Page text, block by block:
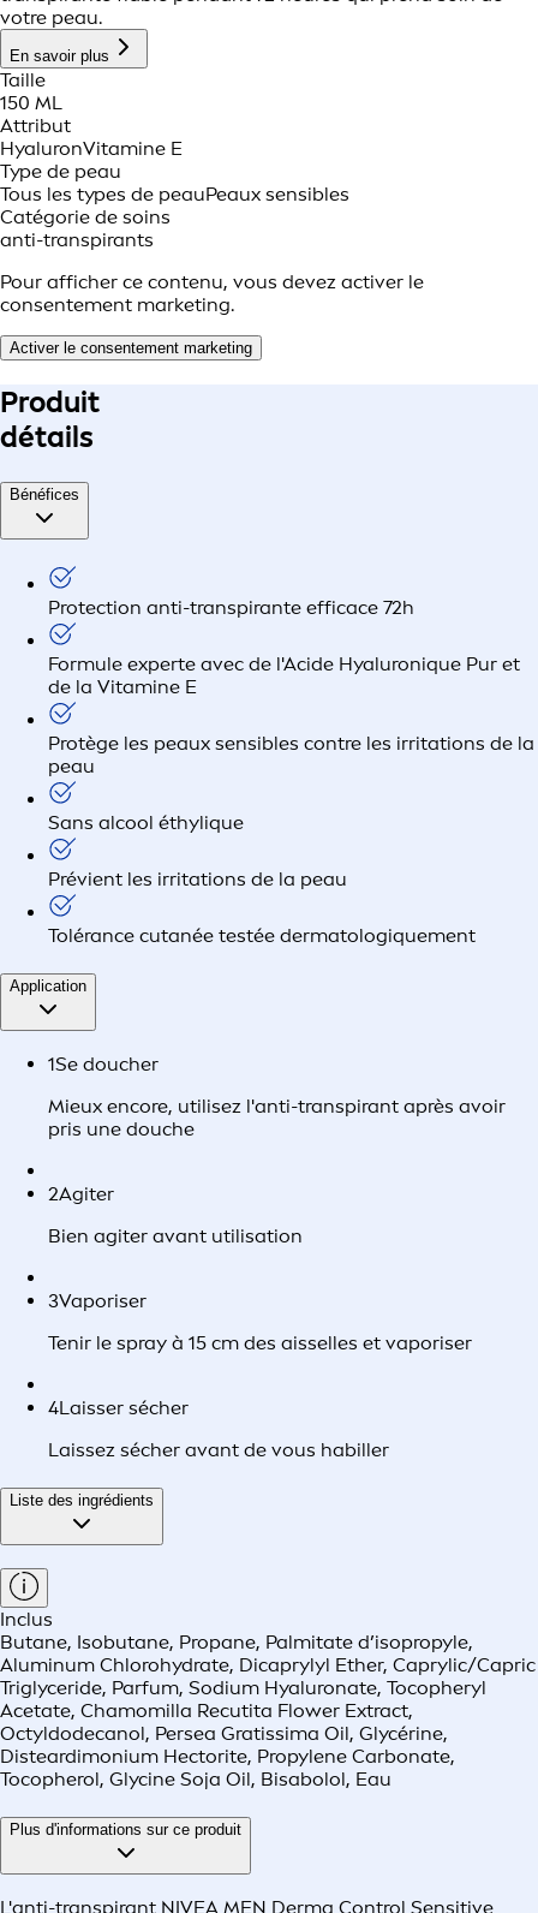
votre peau.
En savoir plus
Taille
150 ML
Attribut
HyaluronVitamine E
Type de peau
Tous les types de peauPeaux sensibles
Catégorie de soins
anti-transpirants
Pour afficher ce contenu, vous devez activer le
consentement marketing.
Activer le consentement marketing
Produit
détails
Bénéfices
Protection anti-transpirante efficace 72h
Formule experte avec de l'Acide Hyaluronique Pur et
de la Vitamine E
Protège les peaux sensibles contre les irritations de la
peau
Sans alcool éthylique
Prévient les irritations de la peau
Tolérance cutanée testée dermatologiquement
Application
1Se doucher
Mieux encore, utilisez l'anti-transpirant après avoir
pris une douche
2Agiter
Bien agiter avant utilisation
3Vaporiser
Tenir le spray à 15 cm des aisselles et vaporiser
4Laisser sécher
Laissez sécher avant de vous habiller
Liste des ingrédients
Inclus
Butane, Isobutane, Propane, Palmitate d’isopropyle,
Aluminum Chlorohydrate, Dicaprylyl Ether, Caprylic/Capric
Triglyceride, Parfum, Sodium Hyaluronate, Tocopheryl
Acetate, Chamomilla Recutita Flower Extract,
Octyldodecanol, Persea Gratissima Oil, Glycérine,
Disteardimonium Hectorite, Propylene Carbonate,
Tocopherol, Glycine Soja Oil, Bisabolol, Eau
Plus d'informations sur ce produit
L'anti-transpirant NIVEA MEN Derma Control Sensitive